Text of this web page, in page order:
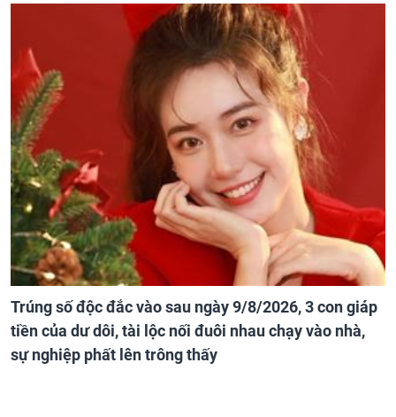
Trúng số độc đắc vào sau ngày 9/8/2026, 3 con giáp
tiền của dư dôi, tài lộc nối đuôi nhau chạy vào nhà,
sự nghiệp phất lên trông thấy